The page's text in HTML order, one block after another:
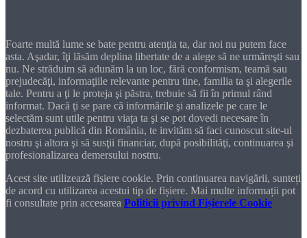
Foarte multă lume se bate pentru atenţia ta, dar noi nu putem face
asta. Aşadar, îţi lăsăm deplina libertate de a alege să ne urmăreşti sau
nu. Ne străduim să adunăm la un loc, fără conformism, teamă sau
prejudecăţi, informaţiile relevante pentru tine, familia ta şi alegerile
tale. Pentru a ţi le proteja şi păstra, trebuie să fii în primul rând
informat. Dacă ţi se pare că informările şi analizele pe care le
selectăm sunt utile pentru viaţa ta şi se pot dovedi necesare în
dezbaterea publică din România, te invităm să faci cunoscut site-ul
nostru şi altora şi să susţii financiar, după posibilităţi, continuarea şi
profesionalizarea demersului nostru.
Acest site utilizează fișiere cookie. Prin continuarea navigării, sunteți
de acord cu utilizarea acestui tip de fișiere. Mai multe informații pot
fi consultate prin accesarea Politicii privind Fișierele Cookie